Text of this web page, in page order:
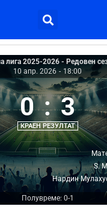
лига 2025-2026 - Редовен
10 апр. 2026 - 18:00
0 : 3
КРАЕН РЕЗУЛТАТ
S.
Полувреме: 0-1